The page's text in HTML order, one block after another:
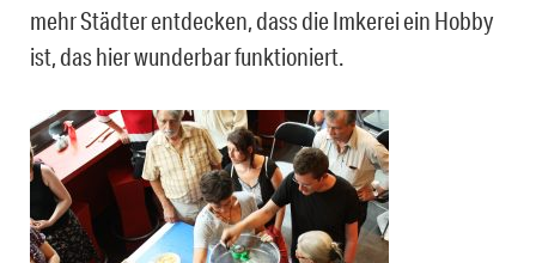
mehr Städter entdecken, dass die Imkerei ein Hobby
ist, das hier wunderbar funktioniert.